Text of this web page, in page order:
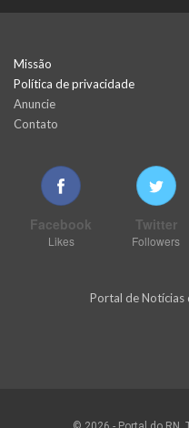
Missão
Política de privacidade
Anuncie
Contato
Facebook
Likes
Twitter
Followers
Portal de Notícias